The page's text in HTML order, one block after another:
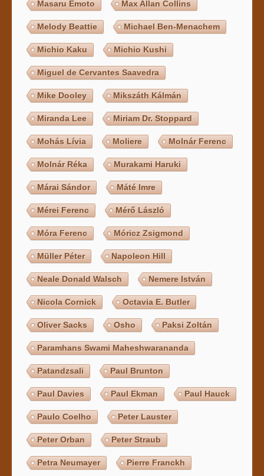
Masaru Emoto Max Allan Collins
Melody Beattie Michael Ben-Menachem
Michio Kaku Michio Kushi
Miguel de Cervantes Saavedra
Mike Dooley Mikszáth Kálmán
Miranda Lee Miriam Dr. Stoppard
Mohás Lívia Moliere Molnár Ferenc
Molnár Réka Murakami Haruki
Márai Sándor Máté Imre
Mérei Ferenc Mérő László
Móra Ferenc Móricz Zsigmond
Müller Péter Napoleon Hill
Neale Donald Walsch Nemere István
Nicola Cornick Octavia E. Butler
Oliver Sacks Osho Paksi Zoltán
Paramhans Swami Maheshwarananda
Patandzsali Paul Brunton
Paul Davies Paul Ekman Paul Hauck
Paulo Coelho Peter Lauster
Peter Orban Peter Straub
Petra Neumayer Pierre Franckh